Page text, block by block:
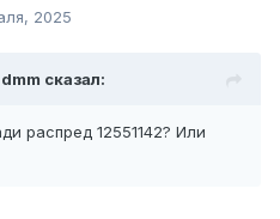
2025
dmm сказал:
распред 12551142? Или